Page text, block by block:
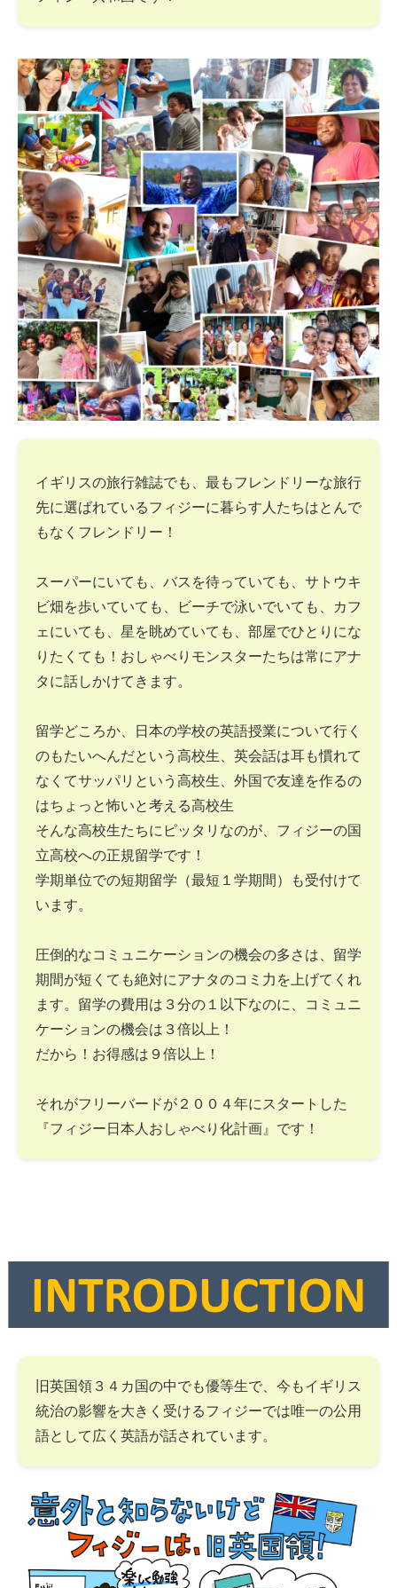
イギリスの旅行雑誌でも、最もフレンドリーな旅行
先に選ばれているフィジーに暮らす人たちはとんで
もなくフレンドリー！
スーパーにいても、バスを待っていても、サトウキ
ビ畑を歩いていても、ビーチで泳いでいても、カフ
ェにいても、星を眺めていても、部屋でひとりにな
りたくても！おしゃべりモンスターたちは常にアナ
タに話しかけてきます。
留学どころか、日本の学校の英語授業について行く
のもたいへんだという高校生、英会話は耳も慣れて
なくてサッパリという高校生、外国で友達を作るの
はちょっと怖いと考える高校生
そんな高校生たちにピッタリなのが、フィジーの国
立高校への正規留学です！
学期単位での短期留学（最短１学期間）も受付けて
います。
圧倒的なコミュニケーションの機会の多さは、留学
期間が短くても絶対にアナタのコミ力を上げてくれ
ます。留学の費用は３分の１以下なのに、コミュニ
ケーションの機会は３倍以上！
だから！お得感は９倍以上！
それがフリーバードが２００４年にスタートした
『フィジー日本人おしゃべり化計画』です！
旧英国領３４カ国の中でも優等生で、今もイギリス
統治の影響を大きく受けるフィジーでは唯一の公用
語として広く英語が話されています。